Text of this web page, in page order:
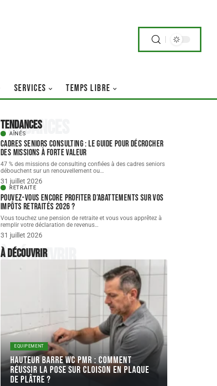
SERVICES TEMPS LIBRE
Tendances
Tendances
AÎNÉS
Cadres seniors consulting : le guide pour décrocher
des missions à forte valeur
47 % des missions de consulting confiées à des cadres seniors
débouchent sur un renouvellement ou…
31 juillet 2026
RETRAITE
Pouvez-vous encore profiter d’abattements sur vos
impôts retraités 2026 ?
Vous touchez une pension de retraite et vous vous apprêtez à
remplir votre déclaration de revenus…
31 juillet 2026
À découvrir
À découvrir
EQUIPEMENT
Hauteur barre WC PMR : comment
réussir la pose sur cloison en plaque
de plâtre ?